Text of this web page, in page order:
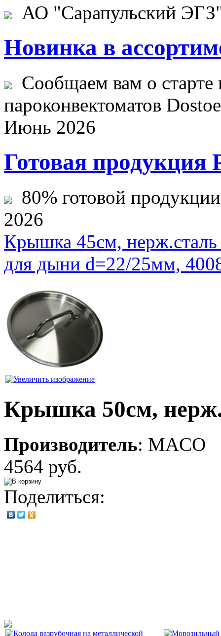
АО "Сарапульский
Новинка в
Сообщаем вам о старте
пароконвектоматов
Июнь 2026
Готовая продукция
80% готовой
2026
Крышка 45см,
для дыни d=22/25мм,
Крышка 50см,
Производитель: MACO
4564 руб.
Поделиться: